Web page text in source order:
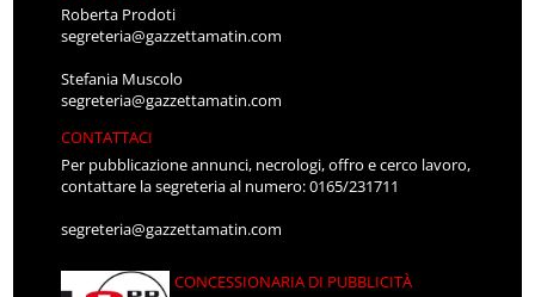
Roberta Prodoti
segreteria@gazzettamatin.com
Stefania Muscolo
segreteria@gazzettamatin.com
CONTATTACI
Per pubblicazione annunci, necrologi, offro e cerco lavoro,
contattare la segreteria al numero: 0165/231711
segreteria@gazzettamatin.com
CONCESSIONARIA DI PUBBLICITÀ